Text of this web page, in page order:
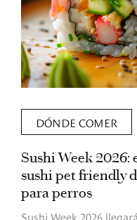
DÓNDE COMER
Sushi Week
sushi pet friendly
para perros
Sushi Week 2026